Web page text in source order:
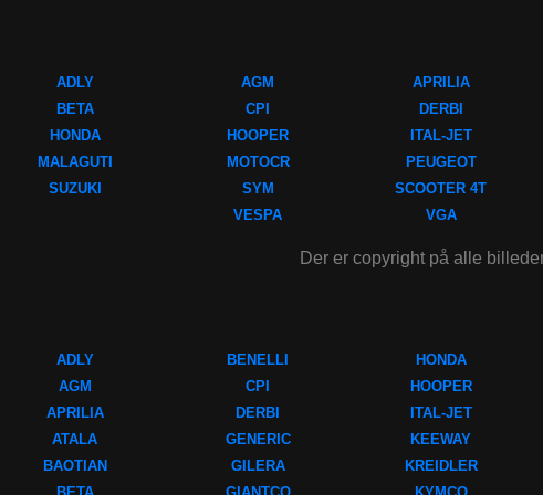
ADLY
BETA
HONDA
MALAGUTI
SUZUKI
AGM
CPI
HOOPER
MOTOCR
SYM
VESPA
APRILIA
DERBI
ITAL-JET
PEUGEOT
SCOOTER 4T
VGA
Der er copyright på alle
ADLY
AGM
APRILIA
ATALA
BAOTIAN
BENELLI
CPI
DERBI
GENERIC
GILERA
HONDA
HOOPER
ITAL-JET
KEEWAY
KREIDLER